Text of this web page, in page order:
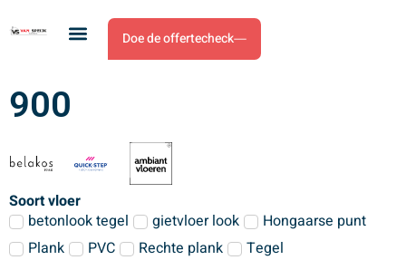
Doe de offertecheck
900
Soort vloer
betonlook tegel
gietvloer look
Hongaarse punt
Plank
PVC Rechte plank
Tegel